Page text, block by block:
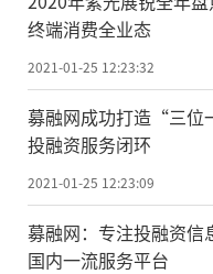
于自由空间内量
效应可以忽略，
方案。
2017年，潘
星成功向河北兴
最远距离达到
kbps(每秒1.1千比
终端消费全业态
2021-01-25 12:23:32
募融网成功打造“三位
投融资服务闭环
2021-01-25 12:23:09
募融网：专注投融资信
国内一流服务平台